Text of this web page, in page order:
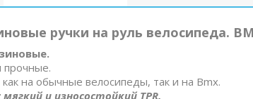
ручки на руль велосипеда.
прочные.
как на обычные велосипеды, так и на Bmx.
и износостойкий TPR.